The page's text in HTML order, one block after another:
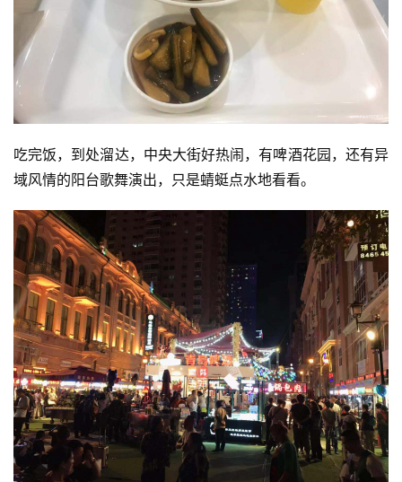
吃完饭，到处溜达，中央大街好热闹，有啤酒花园，还有异
域风情的阳台歌舞演出，只是蜻蜓点水地看看。